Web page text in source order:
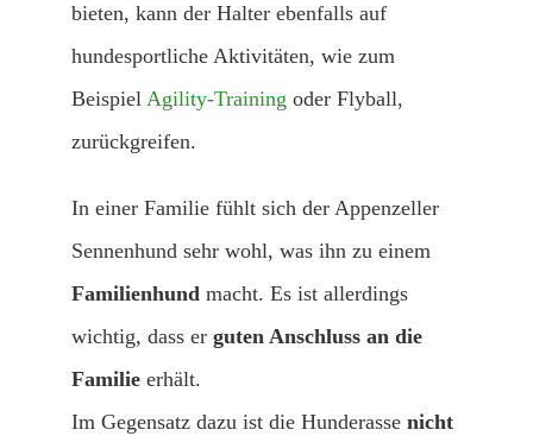
bieten, kann der Halter ebenfalls auf
hundesportliche Aktivitäten, wie zum
Beispiel Agility-Training oder Flyball,
zurückgreifen.
In einer Familie fühlt sich der Appenzeller
Sennenhund sehr wohl, was ihn zu einem
Familienhund macht. Es ist allerdings
wichtig, dass er guten Anschluss an die
Familie erhält.
Im Gegensatz dazu ist die Hunderasse nicht